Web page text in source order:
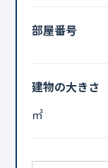
部屋番号
建物の大きさ
㎡